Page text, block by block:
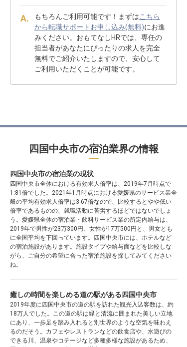
もちろんご利用可能です！まずはこちら
から転職サポートお申し込み(無料)にお進
みください。おもてなしHRでは、専任の
担当者があなたにぴったりの求人を完全
無料でご紹介いたしますので、安心して
ご利用いただくことが可能です。
四国中央市の宿泊業界の情報
四国中央市の宿泊業の現状
四国中央市全体における有効求人倍率は、2019年7月時点で
1:81倍でした。2021年1月時点における愛媛県のサービス業全
般の平均有効求人倍率は3.67倍なので、比較するとやや低い
倍率であるものの、就職活動に苦労するほどではないでしょ
う。愛媛県全体の宿泊業・飲料サービス業の所定内給与は、
2019年で男性が23万300円、女性が17万500円と、男女とも
に全国平均を下回っています。四国中央市には、ホテルなど
の宿泊施設があります。施設タイプや給与面などを比較しな
がら、ご自分の希望に合った宿泊施設を探してみてください
ね。
癒しの時間を楽しめる道の駅がある四国中央市
2019年度に四国中央市の道の駅を訪れた観光入込客数は、約
18万人でした。この道の駅は緑と清流に囲まれた美しい立地
にあり、一歩足を踏み入れると別世界のような空気を味わえ
るのだそう。カフェやレストランなどの飲食店や、水遊びの
できる川、温泉やコテージなど多種多様な施設があるため、